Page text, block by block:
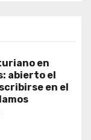
en
abierto el
en el